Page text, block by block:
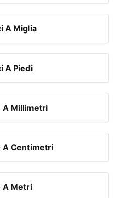
A Miglia
A Piedi
A Millimetri
A Centimetri
A Metri